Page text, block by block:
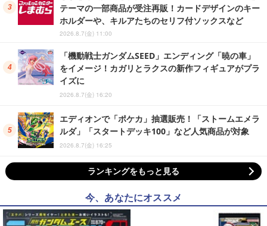
テーマの一部商品が受注再販！カードデザインのキー
ホルダーや、キルアたちのセリフ付ソックスなど
2026.8.7(金) 11:00
「機動戦士ガンダムSEED」エンディング「暁の車」
をイメージ！カガリとラクスの新作フィギュアがプラ
イズに
2026.8.7(金) 16:20
エディオンで「ポケカ」抽選販売！「ストームエメラ
ルダ」「スタートデッキ100」など人気商品が対象
2026.8.7(金) 16:25
ランキングをもっと見る
今、あなたにオススメ